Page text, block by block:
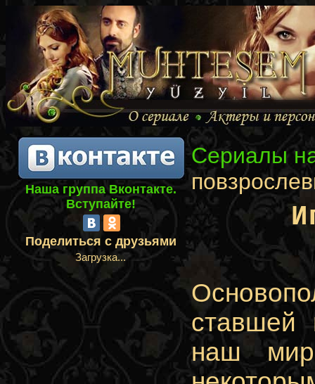
Наша группа Вконтакте.
Вступайте!
Поделиться с друзьями
Загрузка...
Сериалы
ставшей
наш